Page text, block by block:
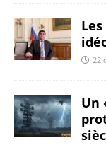
22
Un